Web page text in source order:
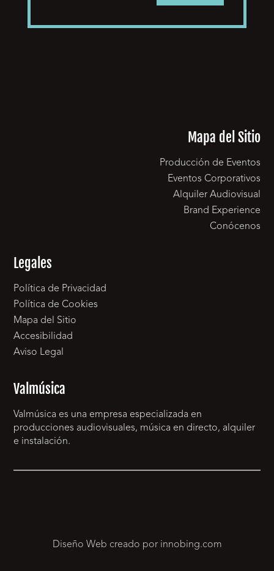
Mapa del Sitio
Producción de Eventos
Eventos Corporativos
Alquiler Audiovisual
Brand Experience
Conócenos
Legales
Política de Privacidad
Política de Cookies
Mapa del Sitio
Accesibilidad
Aviso Legal
Valmúsica
Valmúsica es una empresa especializada en
producciones audiovisuales, música en directo, alquiler
e instalación.
Diseño Web creado por innobing.com